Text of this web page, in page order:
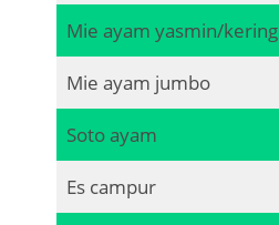
Mie ayam yasmin/kering
Mie ayam jumbo
Soto ayam
Es campur